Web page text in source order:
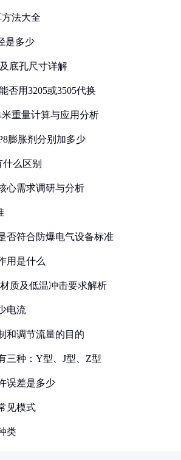
法大全
是多少
底孔尺寸详解
否用3205或3505代换
米重量计算与应用分析
膨胀剂分别加多少
什么区别
心需求调研与分析
否符合防爆电气设备标准
用是什么
质及低温冲击要求解析
电流
和调节流量的目的
三种：Y型、J型、Z型
误差是多少
见模式
类